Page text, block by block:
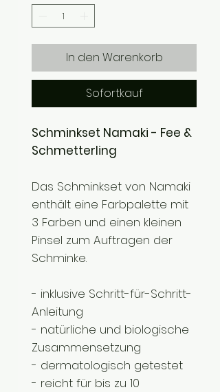
In den Warenkorb
Sofortkauf
Schminkset Namaki - Fee &
Schmetterling
Das Schminkset von Namaki
enthält eine Farbpalette mit
3 Farben und einen kleinen
Pinsel zum Auftragen der
Schminke.
- inklusive Schritt-für-Schritt-
Anleitung
- natürliche und biologische
Zusammensetzung
- dermatologisch getestet
- reicht für bis zu 10